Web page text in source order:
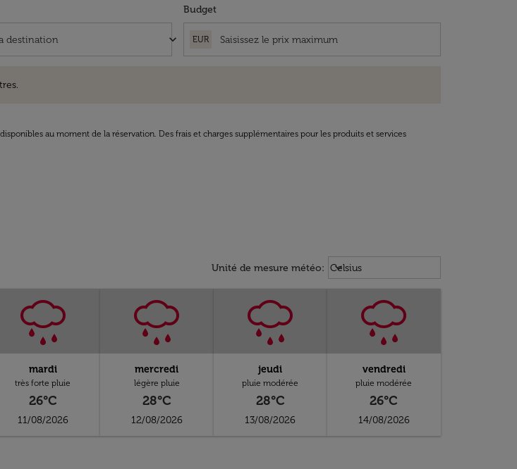
keyboard_arrow_down
Budget
EUR
au moment de la réservation. Des frais et charges supplémentaires pour les produits et services
Unité de mesure météo: Weather unit option Celsius
Celsius
keyboard_arrow_down
mardi
très forte pluie
26°C
11/08/2026
mercredi
légère pluie
28°C
12/08/2026
jeudi
pluie modérée
28°C
13/08/2026
vendredi
pluie modérée
26°C
14/08/2026